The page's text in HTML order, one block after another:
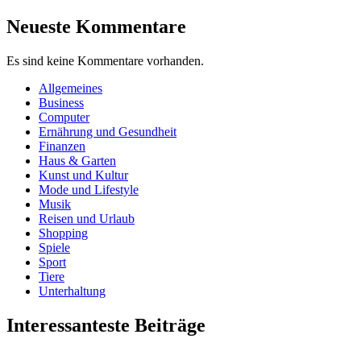
Neueste Kommentare
Es sind keine Kommentare vorhanden.
Allgemeines
Business
Computer
Ernährung und Gesundheit
Finanzen
Haus & Garten
Kunst und Kultur
Mode und Lifestyle
Musik
Reisen und Urlaub
Shopping
Spiele
Sport
Tiere
Unterhaltung
Interessanteste Beiträge